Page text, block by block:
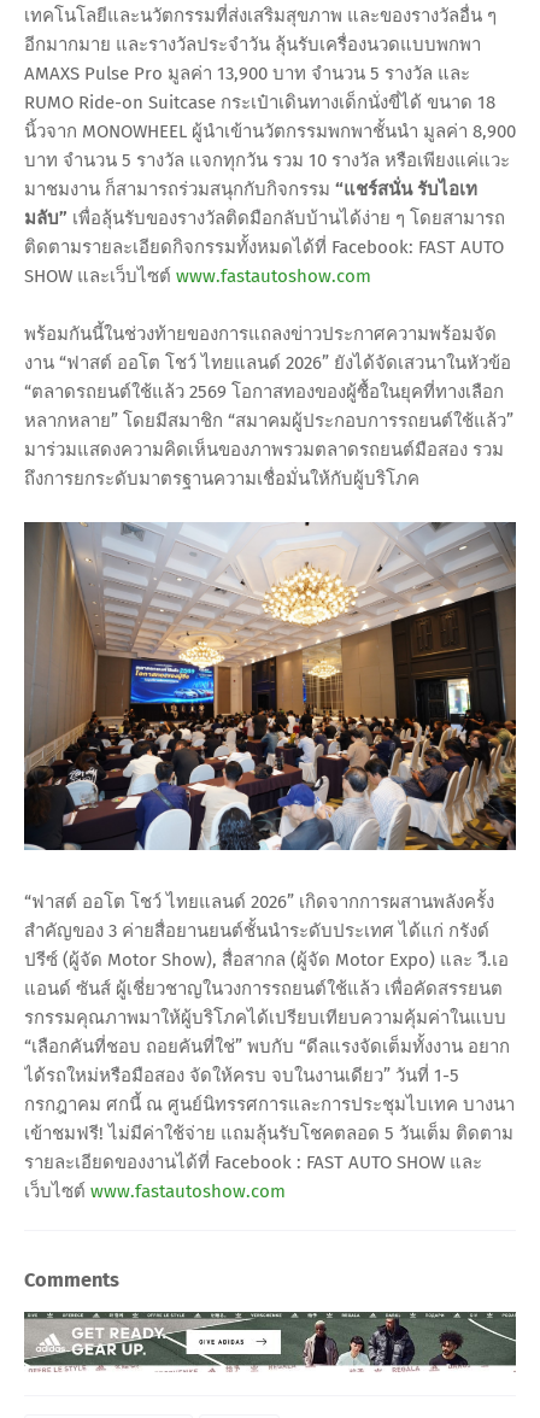
เทคโนโลยีและนวัตกรรมที่ส่งเสริมสุขภาพ และของรางวัลอื่น ๆ
อีกมากมาย และรางวัลประจำวัน ลุ้นรับเครื่องนวดแบบพกพา
AMAXS Pulse Pro มูลค่า 13,900 บาท จำนวน 5 รางวัล และ
RUMO Ride-on Suitcase กระเป๋าเดินทางเด็กนั่งขี่ได้ ขนาด 18
นิ้วจาก MONOWHEEL ผู้นำเข้านวัตกรรมพกพาชั้นนำ มูลค่า 8,900
บาท จำนวน 5 รางวัล แจกทุกวัน รวม 10 รางวัล หรือเพียงแค่แวะ
มาชมงาน ก็สามารถร่วมสนุกกับกิจกรรม “แชร์สนั่น รับไอเท
มลับ” เพื่อลุ้นรับของรางวัลติดมือกลับบ้านได้ง่าย ๆ โดยสามารถ
ติดตามรายละเอียดกิจกรรมทั้งหมดได้ที่ Facebook: FAST AUTO
SHOW และเว็บไซต์ www.fastautoshow.com
พร้อมกันนี้ในช่วงท้ายของการแถลงข่าวประกาศความพร้อมจัด
งาน “ฟาสต์ ออโต โชว์ ไทยแลนด์ 2026” ยังได้จัดเสวนาในหัวข้อ
“ตลาดรถยนต์ใช้แล้ว 2569 โอกาสทองของผู้ซื้อในยุคที่ทางเลือก
หลากหลาย” โดยมีสมาชิก “สมาคมผู้ประกอบการรถยนต์ใช้แล้ว”
มาร่วมแสดงความคิดเห็นของภาพรวมตลาดรถยนต์มือสอง รวม
ถึงการยกระดับมาตรฐานความเชื่อมั่นให้กับผู้บริโภค
“ฟาสต์ ออโต โชว์ ไทยแลนด์ 2026” เกิดจากการผสานพลังครั้ง
สำคัญของ 3 ค่ายสื่อยานยนต์ชั้นนำระดับประเทศ ได้แก่ กรังด์
ปรีซ์ (ผู้จัด Motor Show), สื่อสากล (ผู้จัด Motor Expo) และ วี.เอ
แอนด์ ซันส์ ผู้เชี่ยวชาญในวงการรถยนต์ใช้แล้ว เพื่อคัดสรรยนต
รกรรมคุณภาพมาให้ผู้บริโภคได้เปรียบเทียบความคุ้มค่าในแบบ
“เลือกคันที่ชอบ ถอยคันที่ใช่” พบกับ “ดีลแรงจัดเต็มทั้งงาน อยาก
ได้รถใหม่หรือมือสอง จัดให้ครบ จบในงานเดียว” วันที่ 1-5
กรกฎาคม ศกนี้ ณ ศูนย์นิทรรศการและการประชุมไบเทค บางนา
เข้าชมฟรี! ไม่มีค่าใช้จ่าย แถมลุ้นรับโชคตลอด 5 วันเต็ม ติดตาม
รายละเอียดของงานได้ที่ Facebook : FAST AUTO SHOW และ
เว็บไซต์ www.fastautoshow.com
Comments